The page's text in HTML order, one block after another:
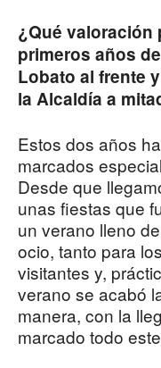
¿Qué valoración
primeros años
Lobato al frente
la Alcaldía a
Estos dos años
marcados
Desde que
unas fiestas que
un verano lleno
ocio, tanto para
visitantes y,
verano se acabó
manera, con la
marcado todo